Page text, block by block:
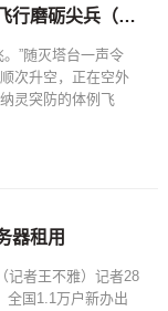
《给大家推荐永久免费的服务器》向战飞行磨砺尖兵（国防视线）_免费服务器永久
”随灭塔台一声令
次升空，正在空外
灵突防的体例飞
器租用
记者王不雅）记者28
全国1.1万户新办出